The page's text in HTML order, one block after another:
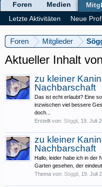
Foren Mitglieder
Aktueller Inhalt
zu kleiner
Nachbarschaft
Das ist echt erlaubt? Eine
inzwischen viel bessere
doch...
Erstellt von: Söggli 19. Juli
zu kleiner
Nachbarschaft
Hallo, leider habe ich in der
Garten gesehen, der
Thema von: Söggli 19. Juli
Foren Medien
Letzte Aktivitäten
Neue